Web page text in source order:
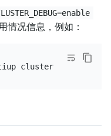
情况信息，例如：